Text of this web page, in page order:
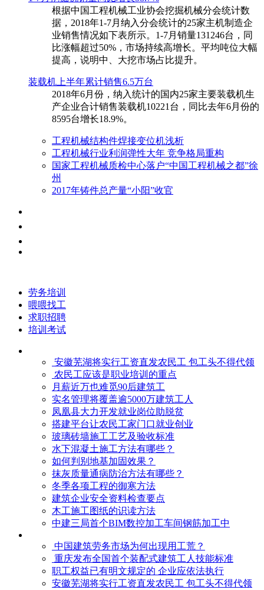
根据中国工程机械工业协会挖掘机械分会统计数
据，2018年1-7月纳入分会统计的25家主机制造企
业销售情况如下表所示。1-7月销量131246台，同
比涨幅超过50%，市场持续高增长。平均吨位大幅
提高，说明中、大挖市场占比提升。
装载机上半年累计销售6.5万台
​2018年6月份，纳入统计的国内25家主要装载机生
产企业合计销售装载机10221台，同比去年6月份的
8595台增长18.9%。
工程机械结构件焊接变位机浅析
工程机械行业利润弹性大年 竞争格局重构
国家工程机械质检中心落户“中国工程机械之都”徐
州
2017年铸件总产量“小阳”收官
劳务培训
喂喂找工
求职招聘
培训考试
安徽芜湖将实行工资直发农民工 包工头不得代领
农民工应该是职业培训的重点
月薪近万也难觅90后建筑工
实名管理将覆盖逾5000万建筑工人
凤凰县大力开发就业岗位助脱贫
搭建平台让农民工家门口就业创业
玻璃砖墙施工工艺及验收标准
水下混凝土施工方法有哪些？
如何判别地基加固效果？
抹灰质量通病防治方法有哪些？
冬季各项工程的御寒​方法
建筑企业安全资料检查要点
木工施工图纸的识读方法
中建三局首个BIM数控加工车间钢筋加工中
中国建筑劳务市场为何出现用工荒？
重庆发布全国首个装配式建筑工人技能标准
职工权益已有明文规定的 企业应依法执行
安徽芜湖将实行工资直发农民工 包工头不得代领